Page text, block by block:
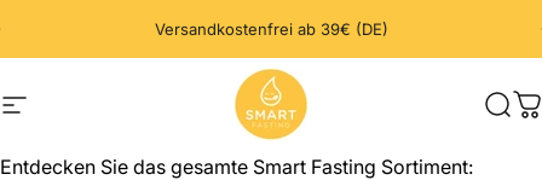
Versandkostenfrei ab 39€ (DE)
Seitennavigation Smart Fasting
Entdecken Sie das gesamte Smart Fasting Sortiment: